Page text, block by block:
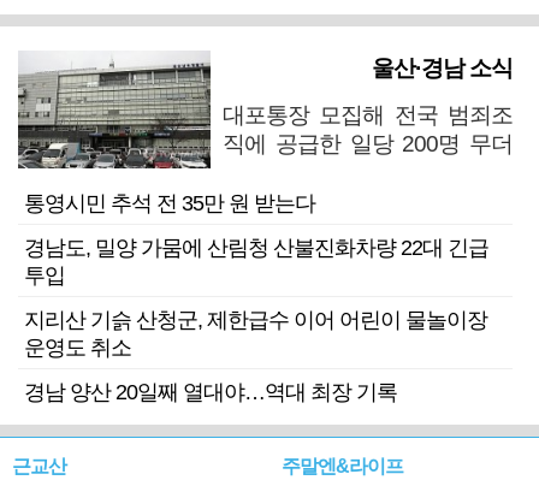
울산·경남 소식
대포통장 모집해 전국 범죄조
직에 공급한 일당 200명 무더
통영시민 추석 전 35만 원 받는다
경남도, 밀양 가뭄에 산림청 산불진화차량 22대 긴급
투입
지리산 기슭 산청군, 제한급수 이어 어린이 물놀이장
운영도 취소
경남 양산 20일째 열대야…역대 최장 기록
근교산 주말엔&라이프